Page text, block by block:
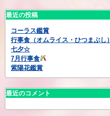
最近の投稿
コーラス鑑賞
行事食（オムライス・ひつまぶし）
七夕☆
7月行事食
紫陽花鑑賞
最近のコメント